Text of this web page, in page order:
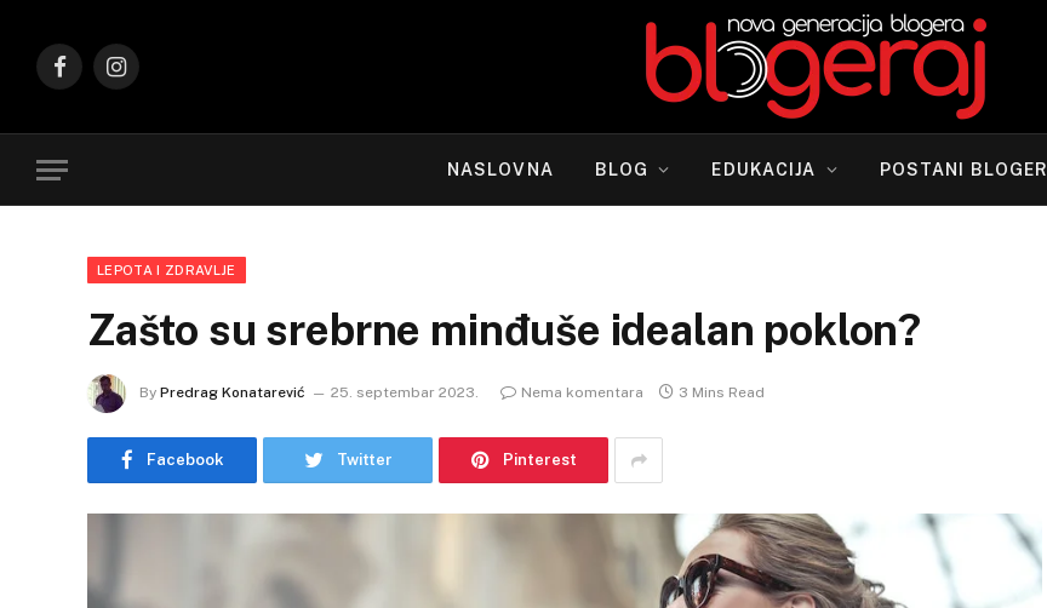
FacebookInstagram
NASLOVNA BLOG EDUKACIJA POSTANI BLOGER
LEPOTA I ZDRAVLJE
Zašto su srebrne minđuše idealan poklon?
By Predrag Konatarević 25. septembar 2023. Nema komentara 3 Mins Read
Facebook Twitter Pinterest